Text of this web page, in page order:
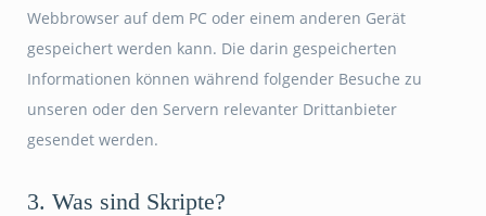
Webbrowser auf dem PC oder einem anderen Gerät
gespeichert werden kann. Die darin gespeicherten
Informationen können während folgender Besuche zu
unseren oder den Servern relevanter Drittanbieter
gesendet werden.
3. Was sind Skripte?